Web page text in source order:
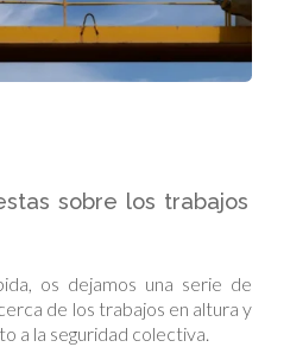
sobre los trabajos
os dejamos una serie de
de los trabajos en altura y
a la seguridad colectiva.